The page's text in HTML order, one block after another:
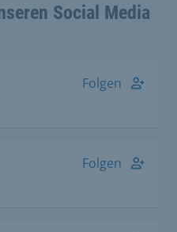
Social Media
Folgen
Folgen